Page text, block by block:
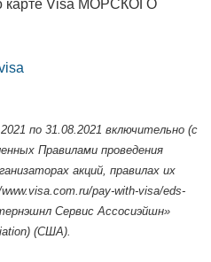
карте Visa МОРСКОГО
по 31.08.2021 включительно (с
Правилами проведения
акций, правилах их
pay-with-visa/eds-
Сервис Ассосиэйшн»
(США).